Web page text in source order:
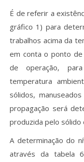
É de referir a
gráfico 1) para
trabalhos acima da
em conta o ponto
de operação,
temperatura
sólidos,
propagação será
produzida pelo sólido
A determinação do
através da tabela